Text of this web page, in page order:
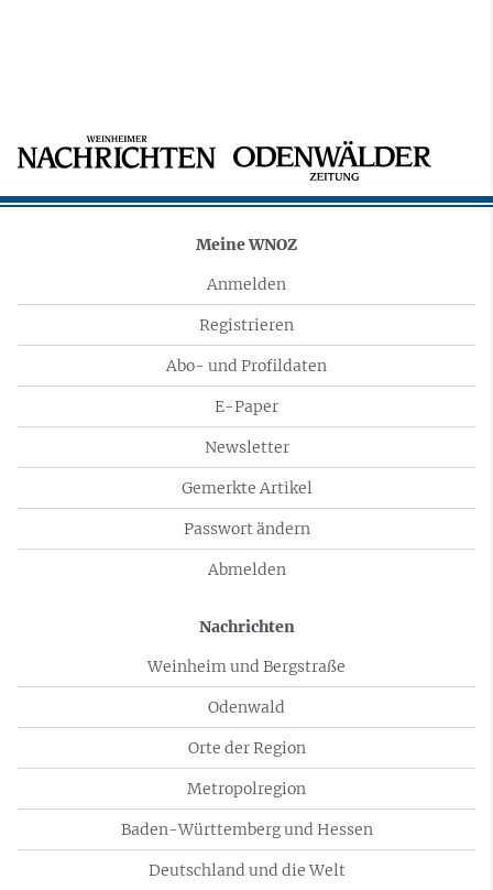
Meine WNOZ
Anmelden
Registrieren
Abo- und Profildaten
E-Paper
Newsletter
Gemerkte Artikel
Passwort ändern
Abmelden
Nachrichten
Weinheim und Bergstraße
Odenwald
Orte der Region
Metropolregion
Baden-Württemberg und Hessen
Deutschland und die Welt